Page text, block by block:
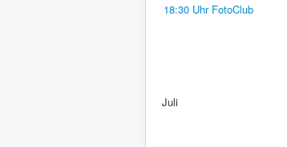
18:30 Uhr FotoClub
Juli